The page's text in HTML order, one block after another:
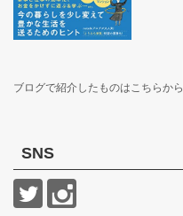
ブログで紹介したものはこちらから
SNS